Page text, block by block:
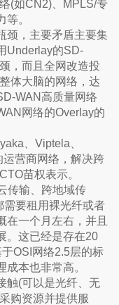
(如CN2)、MPLS/专
。
颈，主要矛盾主要集
Underlay的SD-
，而且全网改造投
体大脑的网络，达
WAN高质量网络
网络的Overlay的
、Viptela、
营商网络，解决跨
苗权表示。
传输、跨地域传
要租用裸光纤或者
在一个月左右，并且
。这已经是存在20
OSI网络2.5层的标
本也非常高。
触(可以是光纤、无
购资源并提供服